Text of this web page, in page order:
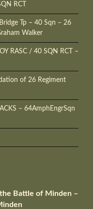
RCT
Tp – 40 Sqn – 26
Walker
RASC / 40 SQN RCT –
of 26 Regiment
– 64AmphEngrSqn
Battle of Minden –